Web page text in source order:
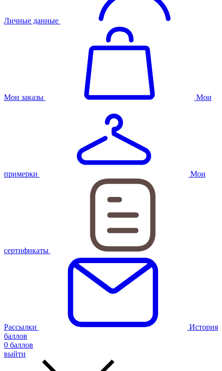
Личные данные
Мои заказы Мои
примерки Мои
сертификаты
Рассылки
История
баллов
0 баллов
выйти